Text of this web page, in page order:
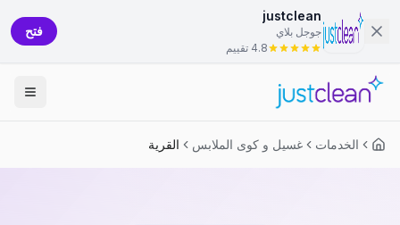
justclean
جوجل بلاي
4.8 تقييم
فتح
الخدمات غسيل و كوى الملابس القرية